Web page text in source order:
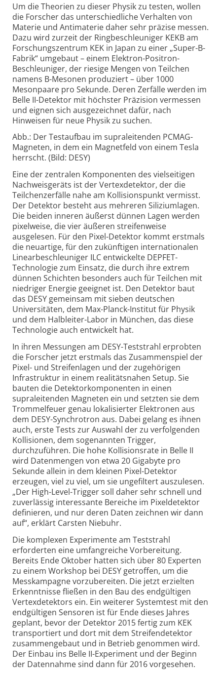
Um die Theorien zu dieser Physik zu testen, wollen
die Forscher das unterschiedliche Verhalten von
Materie und Antimaterie daher sehr präzise messen.
Dazu wird zurzeit der Ringbeschleuniger KEKB am
Forschungszentrum KEK in Japan zu einer „Super-B-
Fabrik“ umgebaut – einem Elektron-Positron-
Beschleuniger, der riesige Mengen von Teilchen
namens B-Mesonen produziert – über 1000
Mesonpaare pro Sekunde. Deren Zerfälle werden im
Belle II-Detektor mit höchster Präzision vermessen
und eignen sich ausgezeichnet dafür, nach
Hinweisen für neue Physik zu suchen.
Abb.: Der Testaufbau im supraleitenden PCMAG-
Magneten, in dem ein Magnetfeld von einem Tesla
herrscht. (Bild: DESY)
Eine der zentralen Komponenten des vielseitigen
Nachweisgeräts ist der Vertexdetektor, der die
Teilchenzerfälle nahe am Kollisionspunkt vermisst.
Der Detektor besteht aus mehreren Siliziumlagen.
Die beiden inneren äußerst dünnen Lagen werden
pixelweise, die vier äußeren streifenweise
ausgelesen. Für den Pixel-Detektor kommt erstmals
die neuartige, für den zukünftigen internationalen
Linearbeschleuniger ILC entwickelte DEPFET-
Technologie zum Einsatz, die durch ihre extrem
dünnen Schichten besonders auch für Teilchen mit
niedriger Energie geeignet ist. Den Detektor baut
das DESY gemeinsam mit sieben deutschen
Universitäten, dem Max-Planck-Institut für Physik
und dem Halbleiter-Labor in München, das diese
Technologie auch entwickelt hat.
In ihren Messungen am DESY-Teststrahl erprobten
die Forscher jetzt erstmals das Zusammenspiel der
Pixel- und Streifenlagen und der zugehörigen
Infrastruktur in einem realitätsnahen Setup. Sie
bauten die Detektorkomponenten in einen
supraleitenden Magneten ein und setzten sie dem
Trommelfeuer genau lokalisierter Elektronen aus
dem DESY-Synchrotron aus. Dabei gelang es ihnen
auch, erste Tests zur Auswahl der zu verfolgenden
Kollisionen, dem sogenannten Trigger,
durchzuführen. Die hohe Kollisionsrate in Belle II
wird Datenmengen von etwa 20 Gigabyte pro
Sekunde allein in dem kleinen Pixel-Detektor
erzeugen, viel zu viel, um sie ungefiltert auszulesen.
„Der High-Level-Trigger soll daher sehr schnell und
zuverlässig interessante Bereiche im Pixeldetektor
definieren, und nur deren Daten zeichnen wir dann
auf“, erklärt Carsten Niebuhr.
Die komplexen Experimente am Teststrahl
erforderten eine umfangreiche Vorbereitung.
Bereits Ende Oktober hatten sich über 80 Experten
zu einem Workshop bei DESY getroffen, um die
Messkampagne vorzubereiten. Die jetzt erzielten
Erkenntnisse fließen in den Bau des endgültigen
Vertexdetektors ein. Ein weiterer Systemtest mit den
endgültigen Sensoren ist für Ende dieses Jahres
geplant, bevor der Detektor 2015 fertig zum KEK
transportiert und dort mit dem Streifendetektor
zusammengebaut und in Betrieb genommen wird.
Der Einbau ins Belle II-Experiment und der Beginn
der Datennahme sind dann für 2016 vorgesehen.